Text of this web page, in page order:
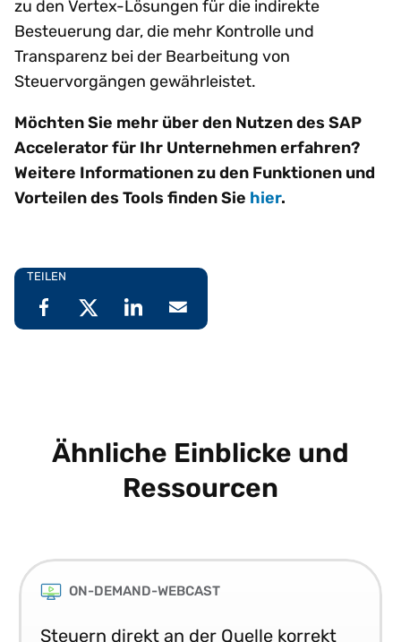
zu den Vertex-Lösungen für die indirekte
Besteuerung dar, die mehr Kontrolle und
Transparenz bei der Bearbeitung von
Steuervorgängen gewährleistet.
Möchten Sie mehr über den Nutzen des SAP
Accelerator für Ihr Unternehmen erfahren?
Weitere Informationen zu den Funktionen und
Vorteilen des Tools finden Sie hier.
TEILEN
Ähnliche Einblicke und
Ressourcen
ON-DEMAND-WEBCAST
Steuern direkt an der Quelle korrekt